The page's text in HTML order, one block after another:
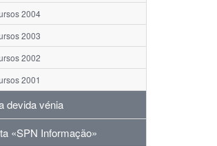
2004
2003
2002
2001
devida vénia
«SPN Informação»